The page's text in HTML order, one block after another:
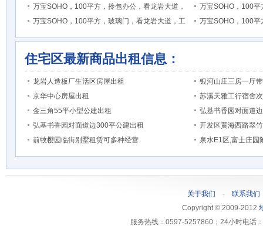
万宝SOHO，100平方，拎包办公，看龙岩大道，
万宝SOHO，100
万宝SOHO，100平方，玻璃门，看龙岩大道，工
万宝SOHO，100
住宅区最新商品出租信息：
龙岩人造板厂生活区房屋出租
银河山庄三房一厅
京华中心房屋出租
苏溪天雅工行宿舍
金三角55平小型公建出租
弘基书香园对面道
弘基书香园对面道边300平公建出租
开发区黄海西路翠
前牧樱园临街别墅租赁可多种经营
泉水E1区,富士庄园
关于我们 - 联系我们
Copyright © 2009-2012
服务热线：0597-5257860；24小时电